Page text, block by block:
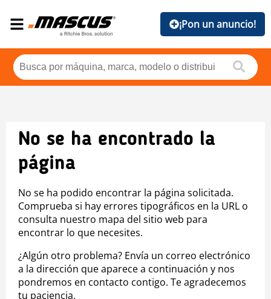
¡Pon un anuncio!
No se ha encontrado la
página
No se ha podido encontrar la página solicitada.
Comprueba si hay errores tipográficos en la URL o
consulta nuestro mapa del sitio web para
encontrar lo que necesites.
¿Algún otro problema? Envía un correo electrónico
a la dirección que aparece a continuación y nos
pondremos en contacto contigo. Te agradecemos
tu paciencia.